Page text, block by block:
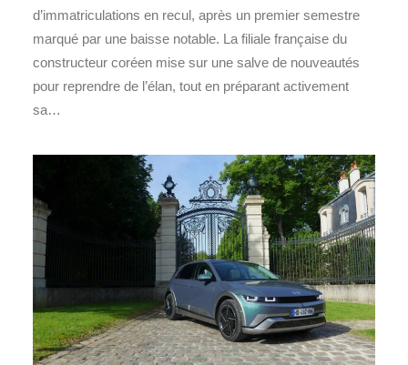
d’immatriculations en recul, après un premier semestre
marqué par une baisse notable. La filiale française du
constructeur coréen mise sur une salve de nouveautés
pour reprendre de l’élan, tout en préparant activement
sa…